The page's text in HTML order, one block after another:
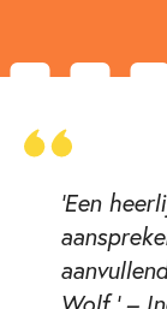
'Een